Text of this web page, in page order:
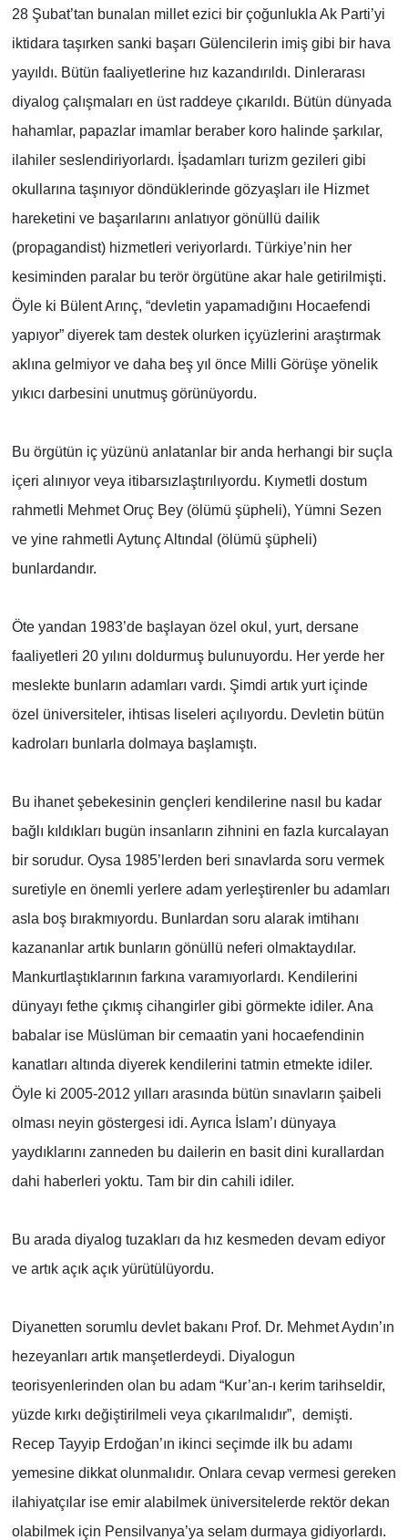
28 Şubat’tan bunalan millet ezici bir çoğunlukla Ak Parti’yi
iktidara taşırken sanki başarı Gülencilerin imiş gibi bir hava
yayıldı. Bütün faaliyetlerine hız kazandırıldı. Dinlerarası
diyalog çalışmaları en üst raddeye çıkarıldı. Bütün dünyada
hahamlar, papazlar imamlar beraber koro halinde şarkılar,
ilahiler seslendiriyorlardı. İşadamları turizm gezileri gibi
okullarına taşınıyor döndüklerinde gözyaşları ile Hizmet
hareketini ve başarılarını anlatıyor gönüllü dailik
(propagandist) hizmetleri veriyorlardı. Türkiye’nin her
kesiminden paralar bu terör örgütüne akar hale getirilmişti.
Öyle ki Bülent Arınç, “devletin yapamadığını Hocaefendi
yapıyor” diyerek tam destek olurken içyüzlerini araştırmak
aklına gelmiyor ve daha beş yıl önce Milli Görüşe yönelik
yıkıcı darbesini unutmuş görünüyordu.
Bu örgütün iç yüzünü anlatanlar bir anda herhangi bir suçla
içeri alınıyor veya itibarsızlaştırılıyordu. Kıymetli dostum
rahmetli Mehmet Oruç Bey (ölümü şüpheli), Yümni Sezen
ve yine rahmetli Aytunç Altındal (ölümü şüpheli)
bunlardandır.
Öte yandan 1983’de başlayan özel okul, yurt, dersane
faaliyetleri 20 yılını doldurmuş bulunuyordu. Her yerde her
meslekte bunların adamları vardı. Şimdi artık yurt içinde
özel üniversiteler, ihtisas liseleri açılıyordu. Devletin bütün
kadroları bunlarla dolmaya başlamıştı.
Bu ihanet şebekesinin gençleri kendilerine nasıl bu kadar
bağlı kıldıkları bugün insanların zihnini en fazla kurcalayan
bir sorudur. Oysa 1985’lerden beri sınavlarda soru vermek
suretiyle en önemli yerlere adam yerleştirenler bu adamları
asla boş bırakmıyordu. Bunlardan soru alarak imtihanı
kazananlar artık bunların gönüllü neferi olmaktaydılar.
Mankurtlaştıklarının farkına varamıyorlardı. Kendilerini
dünyayı fethe çıkmış cihangirler gibi görmekte idiler. Ana
babalar ise Müslüman bir cemaatin yani hocaefendinin
kanatları altında diyerek kendilerini tatmin etmekte idiler.
Öyle ki 2005-2012 yılları arasında bütün sınavların şaibeli
olması neyin göstergesi idi. Ayrıca İslam’ı dünyaya
yaydıklarını zanneden bu dailerin en basit dini kurallardan
dahi haberleri yoktu. Tam bir din cahili idiler.
Bu arada diyalog tuzakları da hız kesmeden devam ediyor
ve artık açık açık yürütülüyordu.
Diyanetten sorumlu devlet bakanı Prof. Dr. Mehmet Aydın’ın
hezeyanları artık manşetlerdeydi. Diyalogun
teorisyenlerinden olan bu adam “Kur’an-ı kerim tarihseldir,
yüzde kırkı değiştirilmeli veya çıkarılmalıdır”, demişti.
Recep Tayyip Erdoğan’ın ikinci seçimde ilk bu adamı
yemesine dikkat olunmalıdır. Onlara cevap vermesi gereken
ilahiyatçılar ise emir alabilmek üniversitelerde rektör dekan
olabilmek için Pensilvanya’ya selam durmaya gidiyorlardı.